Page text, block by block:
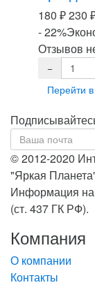
180 ₽230
- 22%
Отзывов
Перейти
© 2012-2020
"Яркая
Информация на
(ст. 437 ГК РФ).
Компания
О компании
Контакты